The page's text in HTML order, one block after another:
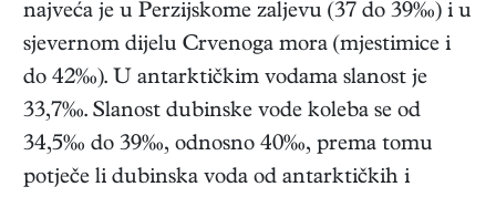
najveća je u Perzijskome zaljevu (37 do 39‰) i u
sjevernom dijelu Crvenoga mora (mjestimice i
do 42‰). U antarktičkim vodama slanost je
33,7‰. Slanost dubinske vode koleba se od
34,5‰ do 39‰, odnosno 40‰, prema tomu
potječe li dubinska voda od antarktičkih i